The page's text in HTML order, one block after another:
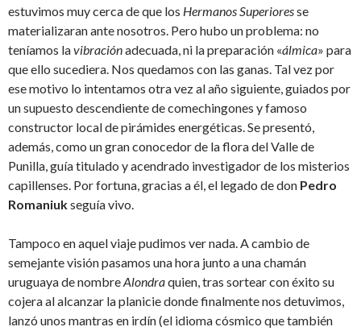
estuvimos muy cerca de que los Hermanos Superioresse
materializaran ante nosotros. Pero hubo un problema: no
teníamos lavibraciónadecuada, ni la preparación «álmica» para
que ello sucediera. Nos quedamos con las ganas. Tal vez por
ese motivo lo intentamos otra vez al año siguiente, guiados por
un supuesto descendiente de comechingones y famoso
constructor local de pirámides energéticas. Se presentó,
además, como un gran conocedor de la flora del Valle de
Punilla, guía titulado y acendrado investigador de los misterios
capillenses. Por fortuna, gracias a él, el legado de don Pedro
Romaniukseguía vivo.
Tampoco en aquel viaje pudimos ver nada. A cambio de
semejante visión pasamos una hora junto a una chamán
uruguaya de nombreAlondraquien, tras sortear con éxito su
cojera al alcanzar la planicie donde finalmente nos detuvimos,
lanzó unos mantras en irdín (el idioma cósmico que también